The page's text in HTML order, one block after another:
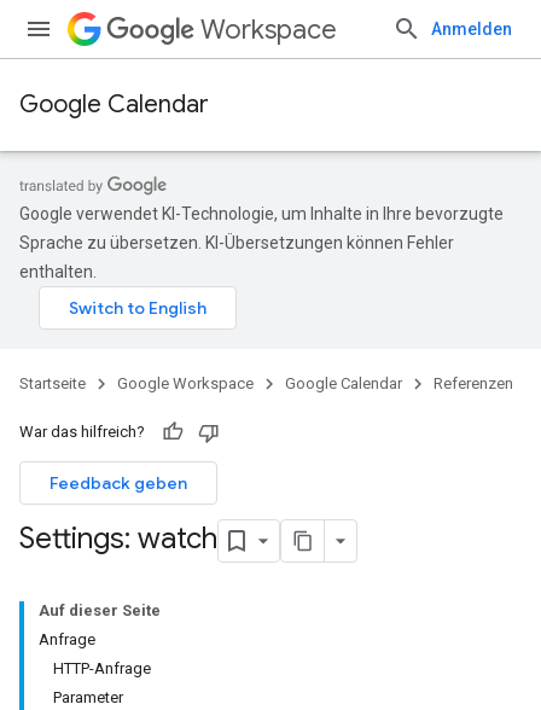
Workspace Anmelden
Google Calendar
Google verwendet KI-Technologie, um Inhalte in Ihre bevorzugte
Sprache zu übersetzen. KI-Übersetzungen können Fehler
enthalten.
Startseite Google Workspace Google Calendar Referenzen
War das hilfreich?
Feedback geben
Settings: watch
Auf dieser Seite
Anfrage
HTTP-Anfrage
Parameter